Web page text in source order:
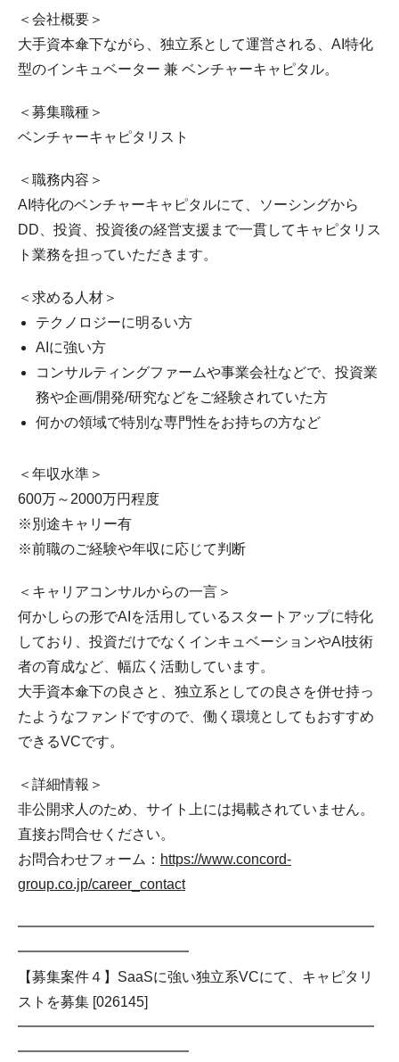
＜会社概要＞
大手資本傘下ながら、独立系として運営される、AI特化
型のインキュベーター 兼 ベンチャーキャピタル。
＜募集職種＞
ベンチャーキャピタリスト
＜職務内容＞
AI特化のベンチャーキャピタルにて、ソーシングから
DD、投資、投資後の経営支援まで一貫してキャピタリス
ト業務を担っていただきます。
＜求める人材＞
テクノロジーに明るい方
AIに強い方
コンサルティングファームや事業会社などで、投資業
務や企画/開発/研究などをご経験されていた方
何かの領域で特別な専門性をお持ちの方など
＜年収水準＞
600万～2000万円程度
※別途キャリー有
※前職のご経験や年収に応じて判断
＜キャリアコンサルからの一言＞
何かしらの形でAIを活用しているスタートアップに特化
しており、投資だけでなくインキュベーションやAI技術
者の育成など、幅広く活動しています。
大手資本傘下の良さと、独立系としての良さを併せ持っ
たようなファンドですので、働く環境としてもおすすめ
できるVCです。
＜詳細情報＞
非公開求人のため、サイト上には掲載されていません。
直接お問合せください。
お問合わせフォーム： https://www.concord-
group.co.jp/career_contact
━━━━━━━━━━━━━━━━━━━━━━━━━
━━━━━━━━━━━━
【募集案件４】SaaSに強い独立系VCにて、キャピタリ
ストを募集 [026145]
━━━━━━━━━━━━━━━━━━━━━━━━━
━━━━━━━━━━━━